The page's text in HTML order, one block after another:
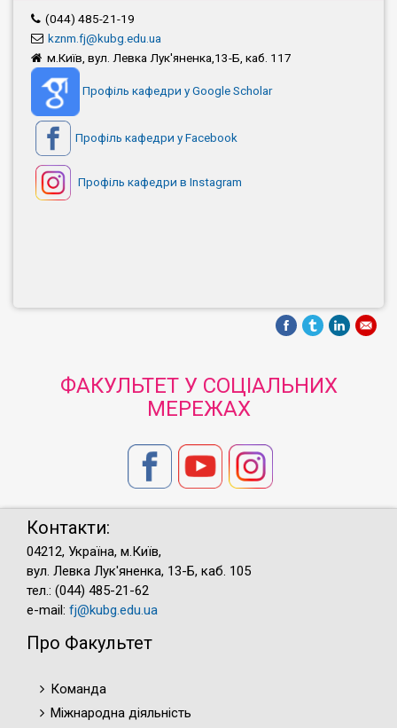
(044) 485-21-19
kznm.fj@kubg.edu.ua
м.Київ, вул. Левка Лук'яненка,13-Б, каб. 117
Профіль кафедри у Google Scholar
Профіль кафедри у Facebook
Профіль кафедри в Instagram
ФАКУЛЬТЕТ У СОЦІАЛЬНИХ
МЕРЕЖАХ
Контакти:
04212, Україна, м.Київ,
вул. Левка Лук'яненка, 13-Б, каб. 105
тел.: (044) 485-21-62
e-mail: fj@kubg.edu.ua
Про Факультет
Команда
Міжнародна діяльність